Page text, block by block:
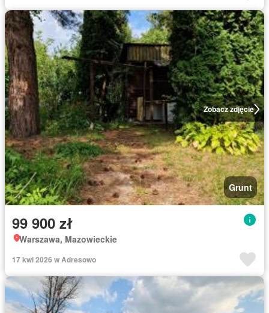
Zobacz zdjęcie
Grunt
99 900 zł
Warszawa, Mazowieckie
17 kwi 2026 w Adresowo